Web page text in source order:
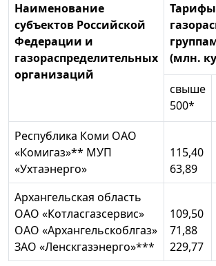
Наименование
субъектов Российской
Федерации и
газораспределительных
организаций
Тарифы
(млн.
свыше
500*
Республика Коми ОАО
«Комигаз»** МУП
«Ухтаэнерго»
115,40
63,89
Архангельская область
ОАО «Котласгазсервис»
ОАО «Архангельскоблгаз»
ЗАО «Ленскгазэнерго»***
109,50
71,88
229,77